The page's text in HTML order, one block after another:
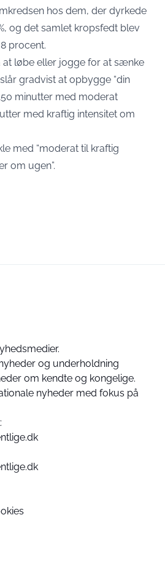
hos dem, der dyrkede
og det samlet kropsfedt blev
procent.
at løbe eller jogge for at sænke
gradvist at opbygge “din
minutter med moderat
med kraftig intensitet om
med “moderat til kraftig
om ugen”.
og underholdning
om kendte og kongelige.
nyheder med fokus på